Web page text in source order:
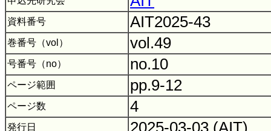
資料番号 AIT2025-43
巻番号（vol） vol.49
号番号（no） no.10
ページ範囲 pp.9-12
ページ数 4
発行日 2025-03-03 (AIT)